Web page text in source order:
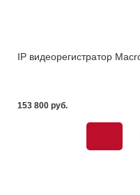
IP видеорегистратор
153 800 pуб.